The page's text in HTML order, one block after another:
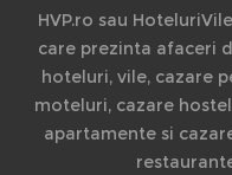
HVP.ro sau
care prezinta afaceri
hoteluri, vile, cazare
moteluri, cazare
apartamente si